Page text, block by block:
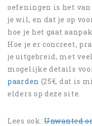
oefeningen is het
je wil, en dat je op
hoe je het gaat
Hoe je er concreet,
je uitgebreid, met
mogelijke details
paarden (25€, dat is
elders op deze site.
Lees ook: Unwanted